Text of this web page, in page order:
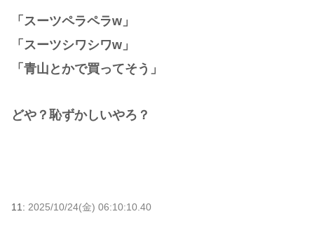
「スーツペラペラw」
「スーツシワシワw」
「青山とかで買ってそう」
どや？恥ずかしいやろ？
11: 2025/10/24(金) 06:10:10.40